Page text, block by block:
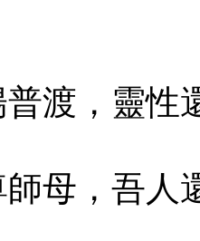
渡，靈性
母，吾人